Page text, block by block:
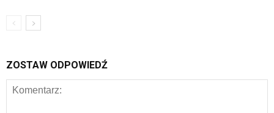
ZOSTAW ODPOWIEDŹ